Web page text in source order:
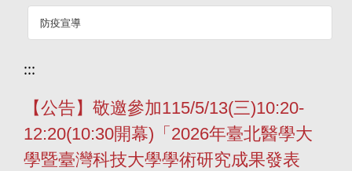
防疫宣導
:::
【公告】敬邀參加115/5/13(三)10:20-
12:20(10:30開幕)「2026年臺北醫學大
學暨臺灣科技大學學術研究成果發表